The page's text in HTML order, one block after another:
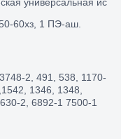
60хз, 1 ПЭ-аш.
2, 491, 538, 1170-
1346, 1348,
2, 6892-1 7500-1